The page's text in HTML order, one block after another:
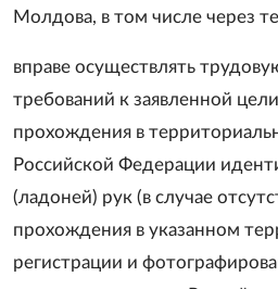
Молдова, в том числе через
вправе осуществлять
требований к заявленной
прохождения в
Российской Федерации
(ладоней) рук (в случае
прохождения в указанном
регистрации и